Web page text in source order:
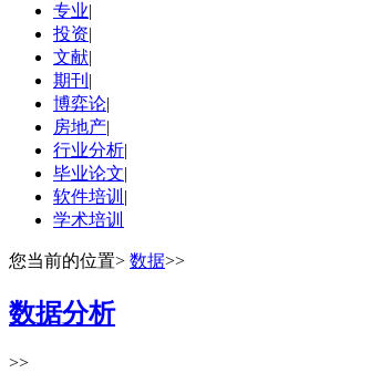
专业|
投资|
文献|
期刊 |
博弈论|
房地产|
行业分析|
毕业论文|
软件培训 |
学术培训
您当前的位置> 数据>>
数据分析
>>